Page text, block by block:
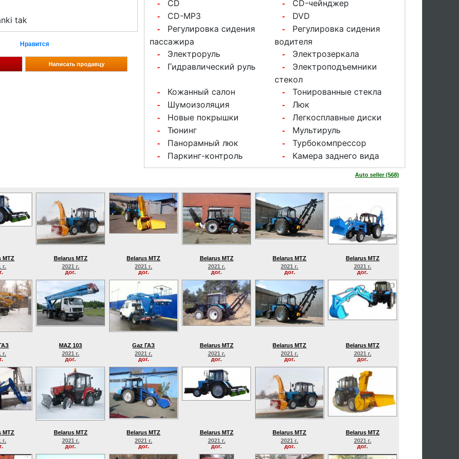
tak
Нравится
- CD - CD-чейнджер
- CD-MP3 - DVD
-
Регулировка сидения
пассажира
-
Регулировка сидения
водителя
- Электроруль - Электрозеркала
- Гидравлический руль -
Электроподъемники
стекол
- Кожанный салон - Тонированные стекла
- Шумоизоляция - Люк
- Новые покрышки - Легкосплавные диски
- Тюнинг - Мультируль
- Панорамный люк - Турбокомпрессор
- Паркинг-контроль - Камера заднего вида
Auto seller (568)
MTZ
г.
Belarus MTZ
2021 г.
дог.
Belarus MTZ
2021 г.
дог.
Belarus MTZ
2021 г.
дог.
Belarus MTZ
2021 г.
дог.
Belarus MTZ
2021 г.
дог.
г.
MAZ 103
2021 г.
дог.
Gaz ГАЗ
2021 г.
дог.
Belarus MTZ
2021 г.
дог.
Belarus MTZ
2021 г.
дог.
Belarus MTZ
2021 г.
дог.
MTZ
г.
Belarus MTZ
2021 г.
дог.
Belarus MTZ
2021 г.
дог.
Belarus MTZ
2021 г.
дог.
Belarus MTZ
2021 г.
дог.
Belarus MTZ
2021 г.
дог.